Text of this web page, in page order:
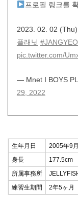
프로필 링크를
2023. 02. 02
플래닛
pic.twitter.com/
— Mnet I BOYS
29, 2022
生年月日
2005年9
身長
177.5cm
所属事務所
練習生期間
2年5ヶ月